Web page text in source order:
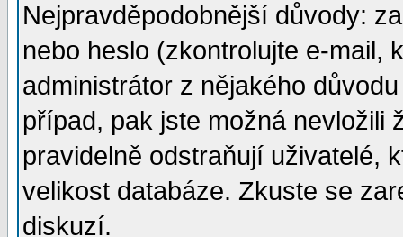
Nejpravděpodobnější důvody:
nebo heslo (zkontrolujte e-mail,
administrátor z nějakého
případ, pak jste možná nevložili
pravidelně odstraňují uživatelé,
velikost databáze. Zkuste se
diskuzí.